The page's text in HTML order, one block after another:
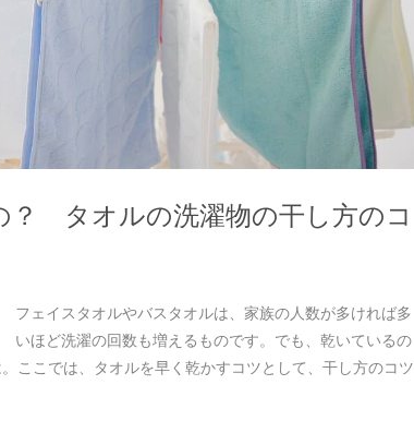
？ タオルの洗濯物の干し方のコ
フェイスタオルやバスタオルは、家族の人数が多ければ多
いほど洗濯の回数も増えるものです。でも、乾いているの
ここでは、タオルを早く乾かすコツとして、干し方のコツ